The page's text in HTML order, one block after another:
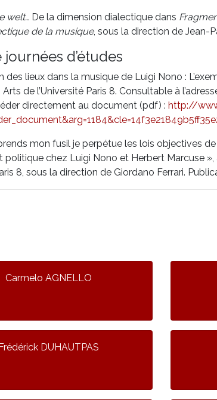
welt… De la dimension dialectique dans
de la musique, sous la direction de Jean-
d’études
des lieux dans la musique de Luigi Nono :
de l’Université Paris 8. Consultable à
directement au document (pdf) : http://
mon fusil je perpétue les lois objectives
politique chez Luigi Nono et Herbert Marcuse
8, sous la direction de Giordano Ferrari.
Carmelo AGNELLO
Frédérick DUHAUTPAS